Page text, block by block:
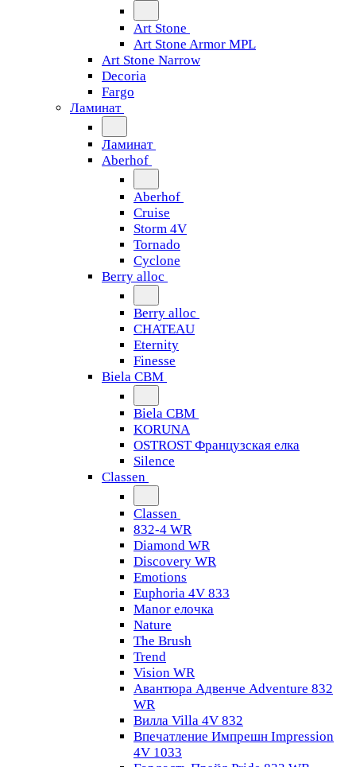
Art Stone
Art Stone Armor MPL
Art Stone Narrow
Decoria
Fargo
Ламинат
Ламинат
Aberhof
Aberhof
Cruise
Storm 4V
Tornado
Сyclone
Berry alloc
Berry alloc
CHATEAU
Eternity
Finesse
Biela CBM
Biela CBM
KORUNA
OSTROST Французская елка
Silence
Classen
Classen
832-4 WR
Diamond WR
Discovery WR
Emotions
Euphoria 4V 833
Manor елочка
Nature
The Brush
Trend
Vision WR
Авантюра Адвенче Adventure 832
WR
Вилла Villa 4V 832
Впечатление Импрешн Impression
4V 1033